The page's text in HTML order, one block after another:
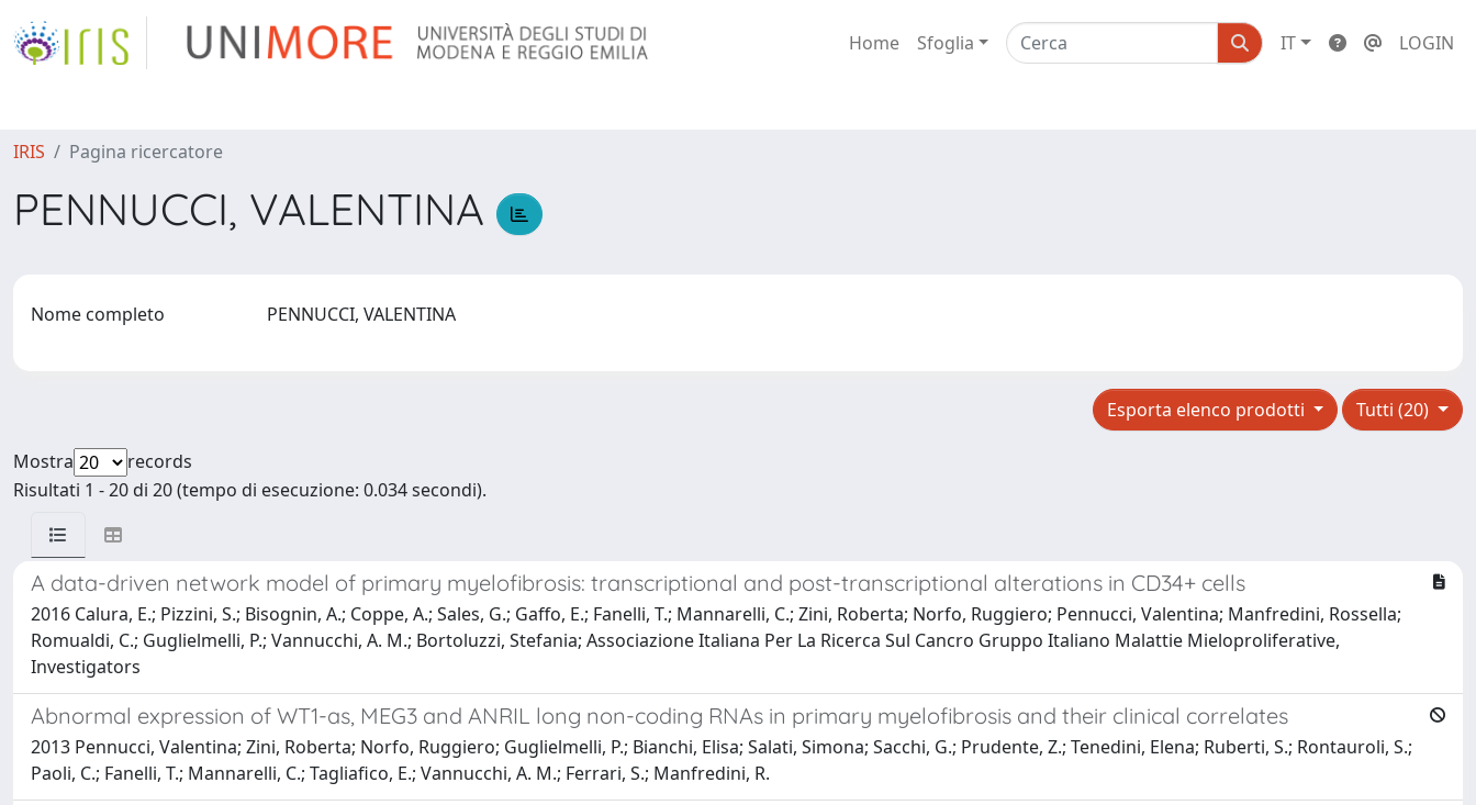
Home Sfoglia IT LOGIN
IRIS Pagina ricercatore
PENNUCCI, VALENTINA
Nome completo PENNUCCI, VALENTINA
Tutti (20)
Esporta elenco prodotti
Mostra
records
Risultati 1 - 20 di 20 (tempo di esecuzione: 0.034 secondi).
A data-driven network model of primary myelofibrosis: transcriptional and post-transcriptional alterations in CD34+ cells
2016 Calura, E.; Pizzini, S.; Bisognin, A.; Coppe, A.; Sales, G.; Gaffo, E.; Fanelli, T.; Mannarelli, C.; Zini, Roberta; Norfo, Ruggiero; Pennucci, Valentina; Manfredini, Rossella;
Romualdi, C.; Guglielmelli, P.; Vannucchi, A. M.; Bortoluzzi, Stefania; Associazione Italiana Per La Ricerca Sul Cancro Gruppo Italiano Malattie Mieloproliferative,
Investigators
Abnormal expression of WT1-as, MEG3 and ANRIL long non-coding RNAs in primary myelofibrosis and their clinical correlates
2013 Pennucci, Valentina; Zini, Roberta; Norfo, Ruggiero; Guglielmelli, P.; Bianchi, Elisa; Salati, Simona; Sacchi, G.; Prudente, Z.; Tenedini, Elena; Ruberti, S.; Rontauroli, S.;
Paoli, C.; Fanelli, T.; Mannarelli, C.; Tagliafico, E.; Vannucchi, A. M.; Ferrari, S.; Manfredini, R.